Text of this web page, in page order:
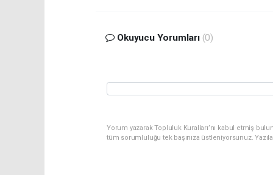
Okuyucu Yorumları (0)
Yorum yazarak Topluluk Kuralları’nı kabul etmiş
tüm sorumluluğu tek başınıza üstleniyorsunuz.